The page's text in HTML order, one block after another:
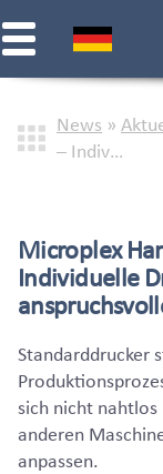
News »
– Indiv…
Microplex
Individuelle
Standarddrucker
sich nicht
anderen
anpassen.